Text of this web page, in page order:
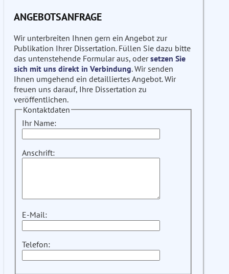
ANGEBOTSANFRAGE
Wir unterbreiten Ihnen gern ein Angebot zur
Publikation Ihrer Dissertation. Füllen Sie dazu bitte
das untenstehende Formular aus, odersetzen Sie
sich mit uns direkt in Verbindung. Wir senden
Ihnen umgehend ein detailliertes Angebot. Wir
freuen uns darauf, Ihre Dissertation zu
veröffentlichen.
Kontaktdaten
Ihr Name:
Anschrift:
E-Mail:
Telefon: